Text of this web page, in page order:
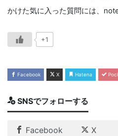
かけた気に入った質問には、
+1
Facebook X Hatena
SNSでフォローする
Facebook X